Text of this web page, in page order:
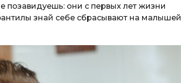
они с первых лет жизни
знай себе сбрасывают на малышей